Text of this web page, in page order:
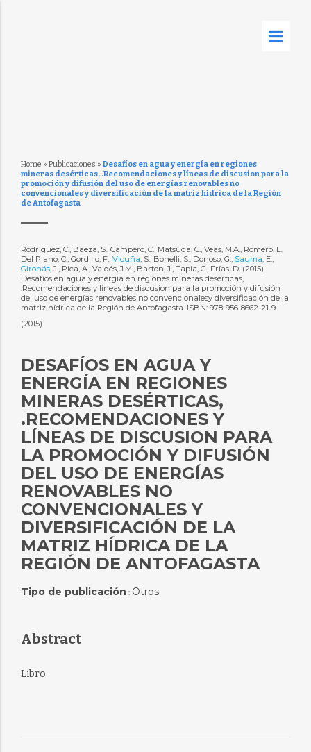
Home » Publicaciones » Desafíos en agua y energía en regiones
mineras desérticas, .Recomendaciones y líneas de discusion para la
promoción y difusión del uso de energías renovables no
convencionales y diversificación de la matriz hídrica de la Región
de Antofagasta
Rodríguez, C., Baeza, S., Campero, C., Matsuda, C., Veas, M.A., Romero, L.,
Del Piano, C., Gordillo, F., Vicuña, S., Bonelli, S., Donoso, G., Sauma, E.,
Gironás, J., Pica, A., Valdés, J.M., Barton, J., Tapia, C., Frías, D. (2015)
Desafíos en agua y energía en regiones mineras desérticas,
.Recomendaciones y líneas de discusion para la promoción y difusión
del uso de energías renovables no convencionalesy diversificación de la
matriz hídrica de la Región de Antofagasta. ISBN: 978-956-8662-21-9.
(2015)
DESAFÍOS EN AGUA Y
ENERGÍA EN REGIONES
MINERAS DESÉRTICAS,
.RECOMENDACIONES Y
LÍNEAS DE DISCUSION PARA
LA PROMOCIÓN Y DIFUSIÓN
DEL USO DE ENERGÍAS
RENOVABLES NO
CONVENCIONALES Y
DIVERSIFICACIÓN DE LA
MATRIZ HÍDRICA DE LA
REGIÓN DE ANTOFAGASTA
Tipo de publicación : Otros
Abstract
Libro